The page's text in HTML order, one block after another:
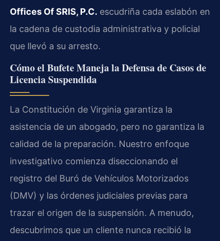
Offices Of SRIS, P.C. escudriña cada eslabón en
la cadena de custodia administrativa y policial
que llevó a su arresto.
Cómo el Bufete Maneja la Defensa de Casos de
Licencia Suspendida
La Constitución de Virginia garantiza la
asistencia de un abogado, pero no garantiza la
calidad de la preparación. Nuestro enfoque
investigativo comienza diseccionando el
registro del Buró de Vehículos Motorizados
(DMV) y las órdenes judiciales previas para
trazar el origen de la suspensión. A menudo,
descubrimos que un cliente nunca recibió la